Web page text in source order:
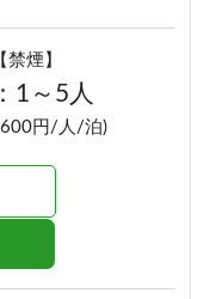
煙】
1～5人
円/人/泊)